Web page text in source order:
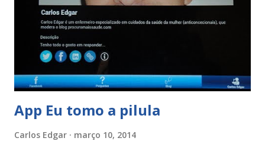
mesmo durante a pausa. Durante a pausa a mulher
menstrua. Fontes bibliográficas carlosedgar.com
procuromaissaude.com infarmed.pt
App Eu tomo a pilula
Carlos Edgar março 10, 2014